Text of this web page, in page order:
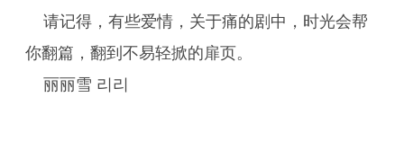
请记得，有些爱情，关于痛的剧中，时光会帮
你翻篇，翻到不易轻掀的扉页。
丽丽雪 리리